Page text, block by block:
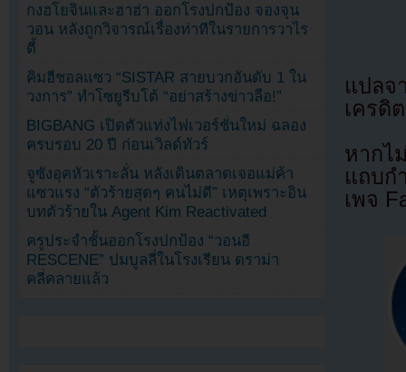
แปล
เครดิ
หากไ
แถบก
เพจ
กงฮโยจินและฮาฮ่า ออกโรงปกป้อง จองจุน
วอน หลังถูกวิจารณ์เรื่องท่าทีในรายการวาไร
ตี้
คิมฮีชอลแซว “SISTAR สายบวกอันดับ 1 ใน
วงการ” ทำโซยูรีบโต้ “อย่าสร้างข่าวลือ!”
BIGBANG เปิดตัวแท่งไฟเวอร์ชั่นใหม่ ฉลอง
ครบรอบ 20 ปี ก่อนเวิลด์ทัวร์
จูซังอุคหัวเราะลั่น หลังเดินตลาดเจอแม่ค้า
แซวแรง “ตัวร้ายสุดๆ คนไม่ดี” เหตุเพราะอิน
บทตัวร้ายใน Agent Kim Reactivated
ครูประจำชั้นออกโรงปกป้อง “วอนอี
RESCENE” ปมบูลลี่ในโรงเรียน ดราม่า
คลี่คลายแล้ว